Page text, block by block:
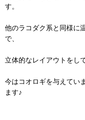
す。
他のラコダク系と同様
で、
立体的なレイアウトをし
今はコオロギを与えてい
ます♪